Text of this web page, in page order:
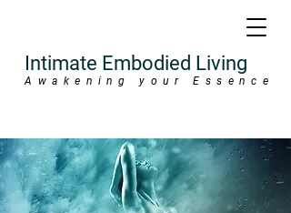
Intimate Embodied Living
Awakening your Essence